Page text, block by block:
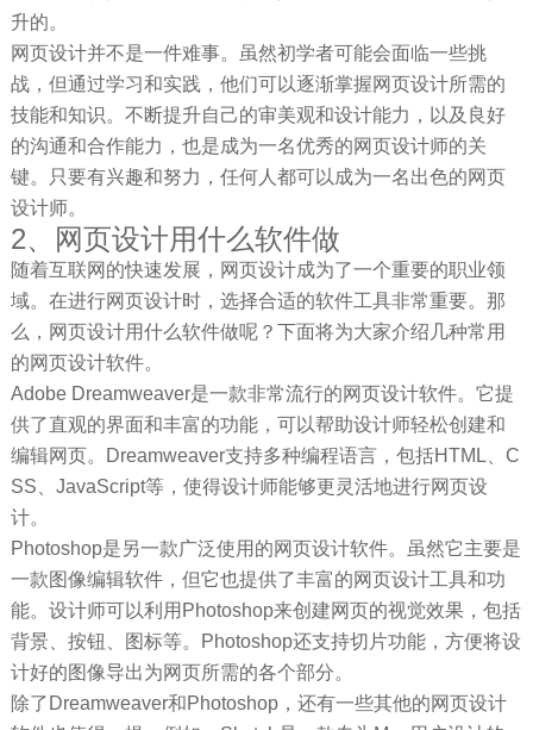
升的。
网页设计并不是一件难事。虽然初学者可能会面临一些挑
战，但通过学习和实践，他们可以逐渐掌握网页设计所需的
技能和知识。不断提升自己的审美观和设计能力，以及良好
的沟通和合作能力，也是成为一名优秀的网页设计师的关
键。只要有兴趣和努力，任何人都可以成为一名出色的网页
设计师。
2、网页设计用什么软件做
随着互联网的快速发展，网页设计成为了一个重要的职业领
域。在进行网页设计时，选择合适的软件工具非常重要。那
么，网页设计用什么软件做呢？下面将为大家介绍几种常用
的网页设计软件。
Adobe Dreamweaver是一款非常流行的网页设计软件。它提
供了直观的界面和丰富的功能，可以帮助设计师轻松创建和
编辑网页。Dreamweaver支持多种编程语言，包括HTML、C
SS、JavaScript等，使得设计师能够更灵活地进行网页设
计。
Photoshop是另一款广泛使用的网页设计软件。虽然它主要是
一款图像编辑软件，但它也提供了丰富的网页设计工具和功
能。设计师可以利用Photoshop来创建网页的视觉效果，包括
背景、按钮、图标等。Photoshop还支持切片功能，方便将设
计好的图像导出为网页所需的各个部分。
除了Dreamweaver和Photoshop，还有一些其他的网页设计